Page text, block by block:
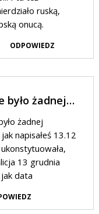
ruską,
onucą.
ODPOWIEDZ
było żadnej…
żadnej
napisałeś 13.12
13 grudnia
data